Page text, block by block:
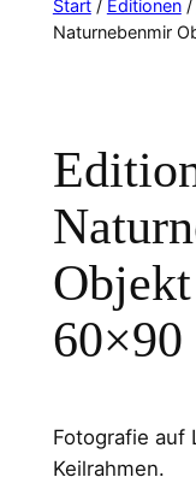
Start/ Editionen/
Naturnebenmir
60×90
Fotografie auf
Keilrahmen.